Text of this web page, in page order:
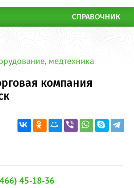
СПРАВОЧНИК
медтехника
компания
45-18-36